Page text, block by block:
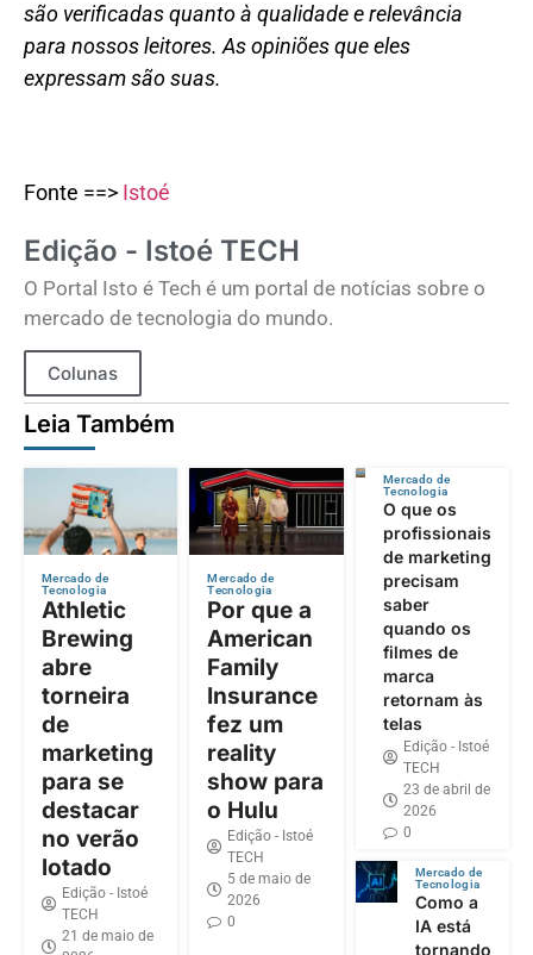
são verificadas quanto à qualidade e relevância
para nossos leitores. As opiniões que eles
expressam são suas.
Fonte ==> Istoé
Edição - Istoé TECH
O Portal Isto é Tech é um portal de notícias sobre o
mercado de tecnologia do mundo.
Colunas
Leia Também
Mercado de
Tecnologia
Athletic
Brewing
abre
torneira
de
marketing
para se
destacar
no verão
lotado
Edição - Istoé
TECH
21 de maio de
Mercado de
Tecnologia
Por que a
American
Family
Insurance
fez um
reality
show para
o Hulu
Edição - Istoé
TECH
5 de maio de
2026
0
Mercado de
Tecnologia
O que os
profissionais
de marketing
precisam
saber
quando os
filmes de
marca
retornam às
telas
Edição - Istoé
TECH
23 de abril de
2026
0
Mercado de
Tecnologia
Como a
IA está
tornando